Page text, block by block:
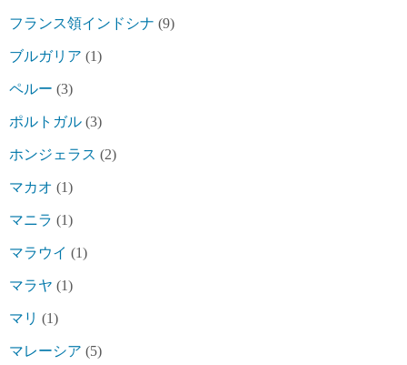
フランス領インドシナ (9)
ブルガリア (1)
ペルー (3)
ポルトガル (3)
ホンジェラス (2)
マカオ (1)
マニラ (1)
マラウイ (1)
マラヤ (1)
マリ (1)
マレーシア (5)